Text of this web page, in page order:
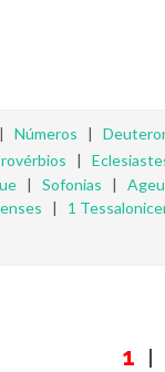
Números |
|
| Sofonias | Ageu
| 1
1